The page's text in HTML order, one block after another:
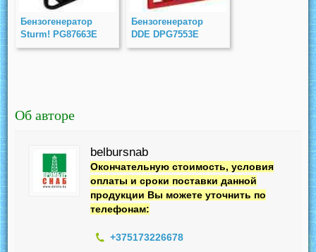
Бензогенератор
Sturm! PG87663E
Бензогенератор
DDE DPG7553E
Об авторе
belbursnab
Окончательную стоимость, условия
оплаты и сроки поставки данной
продукции Вы можете уточнить по
телефонам:
+375173226678